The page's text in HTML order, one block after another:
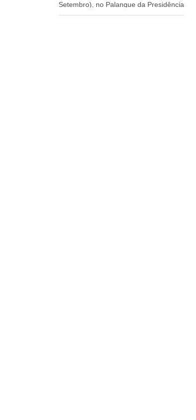
Setembro), no Palanque da Presidência
da República, onde foram abraçados